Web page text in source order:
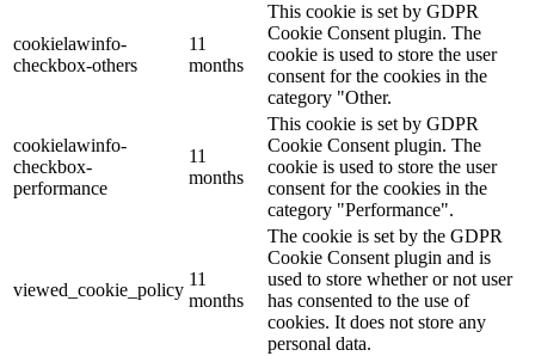
cookielawinfo-
checkbox-others
11
months
This cookie is set by GDPR
Cookie Consent plugin. The
cookie is used to store the user
consent for the cookies in the
category "Other.
cookielawinfo-
checkbox-
performance
11
months
This cookie is set by GDPR
Cookie Consent plugin. The
cookie is used to store the user
consent for the cookies in the
category "Performance".
viewed_cookie_policy
11
months
The cookie is set by the GDPR
Cookie Consent plugin and is
used to store whether or not user
has consented to the use of
cookies. It does not store any
personal data.